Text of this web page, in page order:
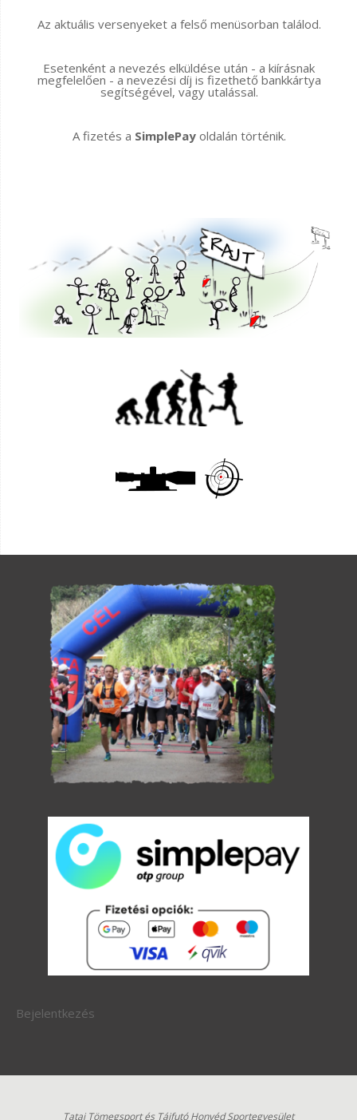
Az aktuális versenyeket a felső menüsorban találod.
Esetenként a nevezés elküldése után - a kiírásnak
megfelelően - a nevezési díj is fizethető bankkártya
segítségével, vagy utalással.
A fizetés a SimplePayoldalán történik.
Bejelentkezés
Tatai Tömegsport és Tájfutó Honvéd Sportegyesület